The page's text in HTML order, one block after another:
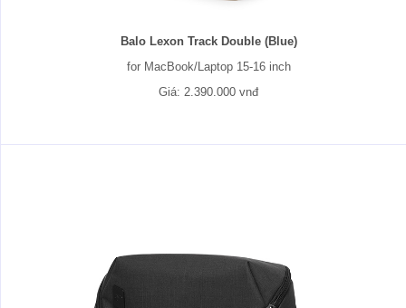
Balo Lexon Track Double (Blue)
for MacBook/Laptop 15-16 inch
Giá: 2.390.000 vnđ